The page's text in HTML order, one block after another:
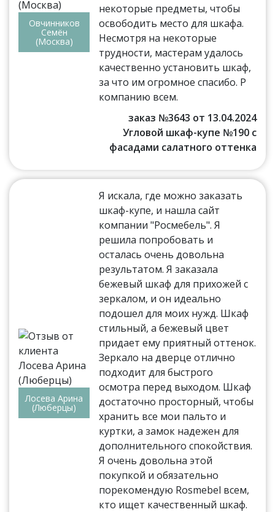
Овчинников
Семён
(Москва)
некоторые предметы, чтобы
освободить место для шкафа.
Несмотря на некоторые
трудности, мастерам удалось
качественно установить шкаф,
за что им огромное спасибо. Р
компанию всем.
заказ №3643 от 13.04.2024
Угловой шкаф-купе №190 с
фасадами салатного оттенка
Лосева Арина
(Люберцы)
Я искала, где можно заказать
шкаф-купе, и нашла сайт
компании "Росмебель". Я
решила попробовать и
осталась очень довольна
результатом. Я заказала
бежевый шкаф для прихожей с
зеркалом, и он идеально
подошел для моих нужд. Шкаф
стильный, а бежевый цвет
придает ему приятный оттенок.
Зеркало на дверце отлично
подходит для быстрого
осмотра перед выходом. Шкаф
достаточно просторный, чтобы
хранить все мои пальто и
куртки, а замок надежен для
дополнительного спокойствия.
Я очень довольна этой
покупкой и обязательно
порекомендую Rosmebel всем,
кто ищет качественный шкаф.